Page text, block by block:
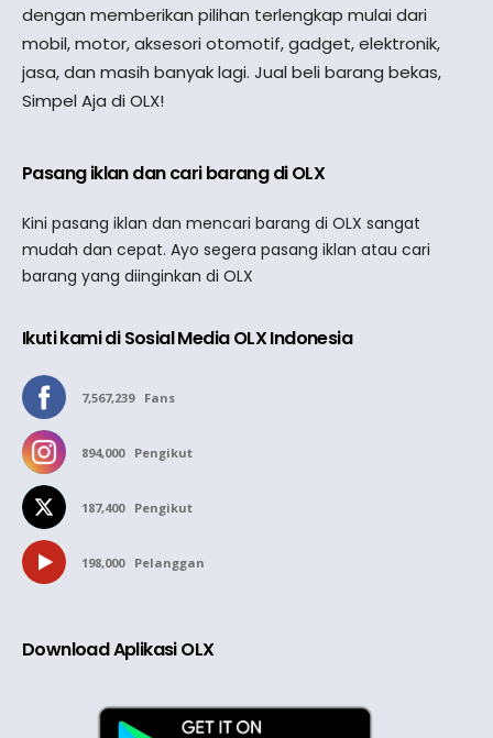
dengan memberikan pilihan terlengkap mulai dari
mobil, motor, aksesori otomotif, gadget, elektronik,
jasa, dan masih banyak lagi. Jual beli barang bekas,
Simpel Aja di OLX!
Pasang iklan dan cari barang di OLX
Kini pasang iklan dan mencari barang di OLX sangat
mudah dan cepat. Ayo segera pasang iklan atau cari
barang yang diinginkan di OLX
Ikuti kami di Sosial Media OLX Indonesia
7,567,239 Fans
894,000 Pengikut
187,400 Pengikut
198,000 Pelanggan
Download Aplikasi OLX